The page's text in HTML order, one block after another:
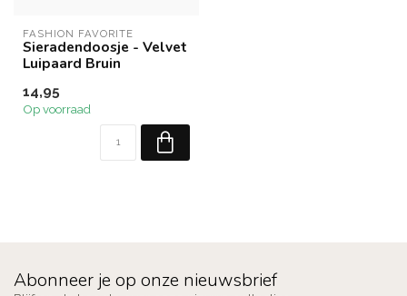
FASHION FAVORITE
Sieradendoosje - Velvet
Luipaard Bruin
14,95
Op voorraad
Abonneer je op onze nieuwsbrief